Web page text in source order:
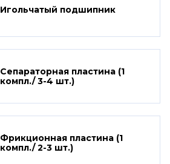
Игольчатый подшипник
Сепараторная пластина (1
компл./ 3-4 шт.)
Фрикционная пластина (1
компл./ 2-3 шт.)